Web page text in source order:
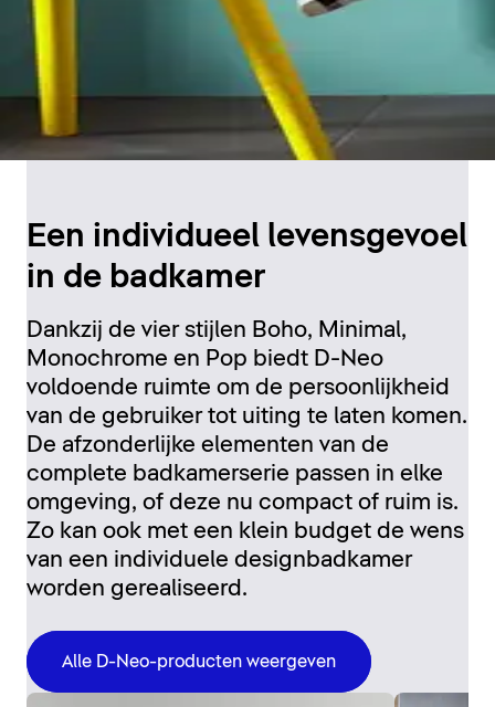
Een individueel levensgevoel
in de badkamer
Dankzij de vier stijlen Boho, Minimal,
Monochrome en Pop biedt D-Neo
voldoende ruimte om de persoonlijkheid
van de gebruiker tot uiting te laten komen.
De afzonderlijke elementen van de
complete badkamerserie passen in elke
omgeving, of deze nu compact of ruim is.
Zo kan ook met een klein budget de wens
van een individuele designbadkamer
worden gerealiseerd.
Alle D-Neo-producten weergeven